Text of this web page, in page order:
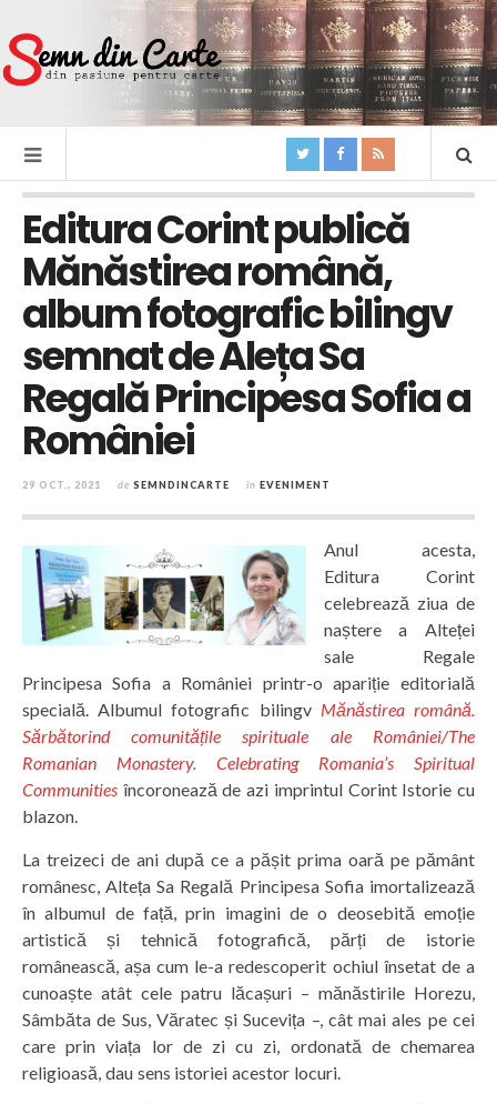
Editura Corint publică
Mănăstirea română,
album fotografic bilingv
semnat de Aleța Sa
Regală Principesa Sofia a
României
29 OCT., 2021 de SEMNDINCARTE în EVENIMENT
Anul acesta,
Editura Corint
celebrează ziua de
naștere a Alteței
sale Regale
Principesa Sofia a României printr-o apariție editorială
specială. Albumul fotografic bilingv Mănăstirea română.
Sărbătorind comunitățile spirituale ale României/The
Romanian Monastery. Celebrating Romania’s Spiritual
Communities încoronează de azi imprintul Corint Istorie cu
blazon.
La treizeci de ani după ce a pășit prima oară pe pământ
românesc, Alteța Sa Regală Principesa Sofia imortalizează
în albumul de față, prin imagini de o deosebită emoție
artistică și tehnică fotografică, părți de istorie
românească, așa cum le-a redescoperit ochiul însetat de a
cunoaște atât cele patru lăcașuri – mănăstirile Horezu,
Sâmbăta de Sus, Văratec și Sucevița –, cât mai ales pe cei
care prin viața lor de zi cu zi, ordonată de chemarea
religioasă, dau sens istoriei acestor locuri.